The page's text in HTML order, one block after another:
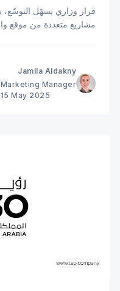
قرار وزاري يسهّل التوسّع،
مشاريع متعددة من موقع
Jamila Aldakny
Marketing Manager
15 May 2025